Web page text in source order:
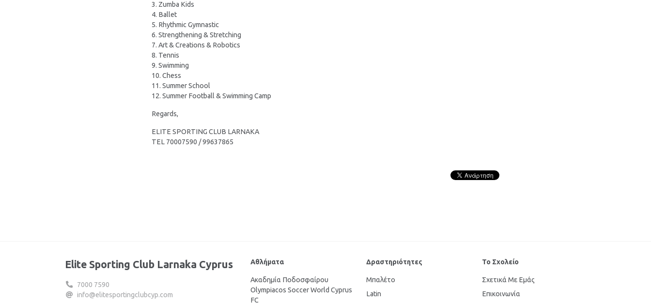
3. Zumba Kids
4. Ballet
5. Rhythmic Gymnastic
6. Strengthening & Stretching
7. Art & Creations & Robotics
8. Tennis
9. Swimming
10. Chess
11. Summer School
12. Summer Football & Swimming Camp
Regards,
ELITE SPORTING CLUB LARNAKA
TEL 70007590 / 99637865
Elite Sporting Club Larnaka Cyprus
7000 7590
info@elitesportingclubcyp.com
Αθλήματα
Ακαδημία Ποδοσφαίρου
Olympiacos Soccer World Cyprus
FC
Δραστηριότητες
Μπαλέτο
Latin
Το Σχολείο
Σχετικά Με Εμάς
Επικοινωνία